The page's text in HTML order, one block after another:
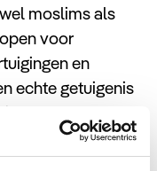
moslims als
voor
en
echte getuigenis
van de